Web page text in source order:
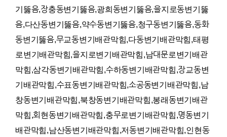
기뚫음,장충동변기뚫음,광희동변기뚫음,을지로동변기뚫
음,다산동변기뚫음,약수동변기뚫음,청구동변기뚫음,동화
동변기뚫음,무교동변기배관막힘,다동변기배관막힘,태평
로변기배관막힘,을지로변기배관막힘,남대문로변기배관
막힘,삼각동변기배관막힘,수하동변기배관막힘,장교동변
기배관막힘,수표동변기배관막힘,소공동변기배관막힘,남
창동변기배관막힘,북창동변기배관막힘,봉래동변기배관
막힘,회현동변기배관막힘,충무로변기배관막힘,명동변기
배관막힘,남산동변기배관막힘,저동변기배관막힘,인현동